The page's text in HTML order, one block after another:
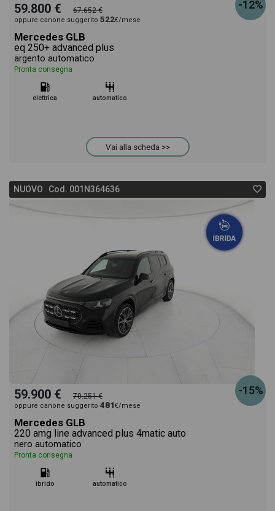
-12%
59.800 € 67.652 €
oppure canone suggerito 522€/mese
Mercedes GLB
eq 250+ advanced plus
argento automatico
Pronta consegna
elettrica automatico
Vai alla scheda >>
NUOVO Cod. 001N364636
-15%
59.900 € 70.251 €
oppure canone suggerito 481€/mese
Mercedes GLB
220 amg line advanced plus 4matic auto
nero automatico
Pronta consegna
ibrido automatico